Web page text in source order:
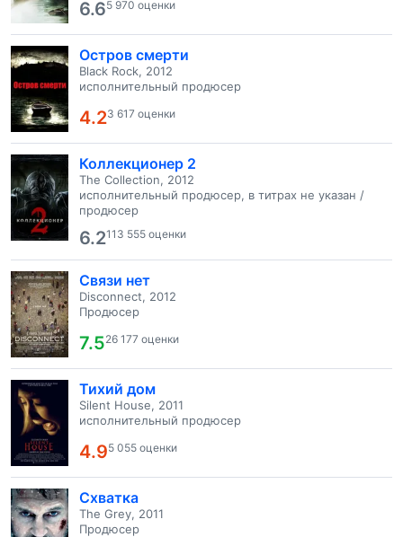
6.65 970 оценки
Остров смерти
Black Rock, 2012
исполнительный продюсер
4.23 617 оценки
Коллекционер 2
The Collection, 2012
исполнительный продюсер, в титрах не указан /
продюсер
6.2113 555 оценки
Связи нет
Disconnect, 2012
Продюсер
7.526 177 оценки
Тихий дом
Silent House, 2011
исполнительный продюсер
4.95 055 оценки
Схватка
The Grey, 2011
Продюсер